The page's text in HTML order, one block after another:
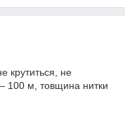
крутиться, не
100 м, товщина нитки